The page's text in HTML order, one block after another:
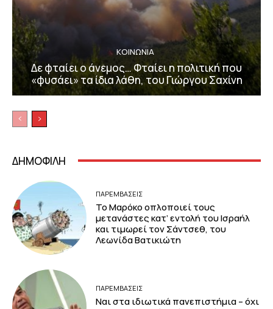
ΚΟΙΝΩΝΙΑ
Δε φταίει ο άνεμος… Φταίει η πολιτική που
«φυσάει» τα ίδια λάθη, του Γιώργου Σαχίνη
ΔΗΜΟΦΙΛΗ
ΠΑΡΕΜΒΑΣΕΙΣ
Το Μαρόκο οπλοποιεί τους
μετανάστες κατ’ εντολή του Ισραήλ
και τιμωρεί τον Σάντσεθ, του
Λεωνίδα Βατικιώτη
ΠΑΡΕΜΒΑΣΕΙΣ
Ναι στα ιδιωτικά πανεπιστήμια – όχι